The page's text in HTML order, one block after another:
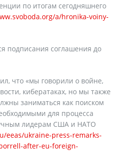
по итогам сегодняшнего
a/hronika-voiny-
подписания соглашения до
что «мы говорили о войне,
кибератаках, но мы также
заниматься как поиском
для процесса
лидерам США и НАТО
eeas/ukraine-press-remarks-
after-eu-foreign-